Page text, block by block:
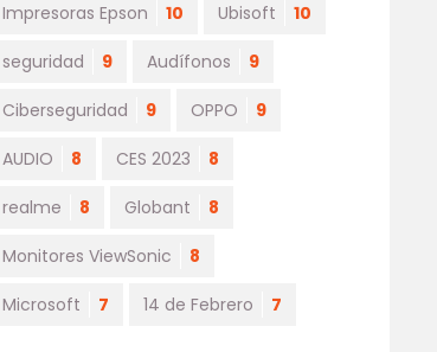
Impresoras Epson 10 Ubisoft 10
seguridad 9 Audífonos 9
Ciberseguridad 9 OPPO 9
AUDIO 8 CES 2023 8
realme 8 Globant 8
Monitores ViewSonic 8
Microsoft 7 14 de Febrero 7